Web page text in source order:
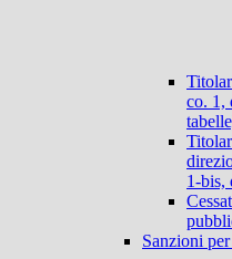
co. 1,
1-bis,
Sanzioni